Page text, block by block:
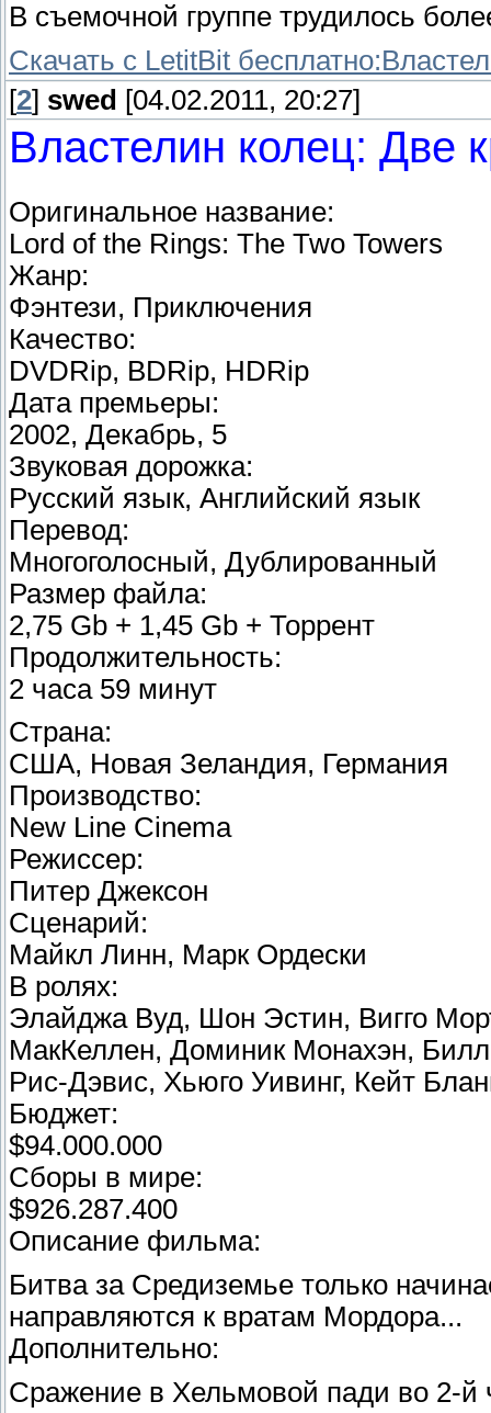
В съемочной группе трудилось
Скачать с LetitBit
[2] swed [04.02.2011, 20:27]
Властелин колец: Две
Оригинальное название:
Lord of the Rings: The Two Towers
Жанр:
Фэнтези, Приключения
Качество:
DVDRip, BDRip, HDRip
Дата премьеры:
2002, Декабрь, 5
Звуковая дорожка:
Русский язык, Английский язык
Перевод:
Многоголосный, Дублированный
Размер файла:
2,75 Gb + 1,45 Gb + Торрент
Продолжительность:
2 часа 59 минут
Страна:
США, Новая Зеландия, Германия
Производство:
New Line Cinema
Режиссер:
Питер Джексон
Сценарий:
Майкл Линн, Марк Ордески
В ролях:
Элайджа Вуд, Шон Эстин, Вигго
МакКеллен, Доминик Монахэн,
Рис-Дэвис, Хьюго Уивинг, Кейт
Бюджет:
$94.000.000
Сборы в мире:
$926.287.400
Описание фильма:
Битва за Средиземье только
направляются к вратам Мордора...
Дополнительно:
Сражение в Хельмовой пади во 2-й